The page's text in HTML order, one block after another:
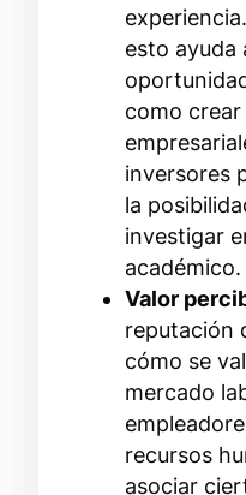
esto ayuda
como
inversores
la
investigar
académico.
Valor
reputación
cómo se
mercado
recursos
asociar